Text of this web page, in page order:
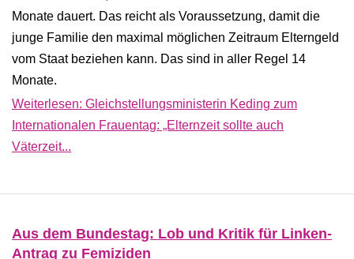
Monate dauert. Das reicht als Voraussetzung, damit die
junge Familie den maximal möglichen Zeitraum Elterngeld
vom Staat beziehen kann. Das sind in aller Regel 14
Monate.
Weiterlesen: Gleichstellungsministerin Keding zum
Internationalen Frauentag: „Elternzeit sollte auch
Väterzeit...
Aus dem Bundestag: Lob und Kritik für Linken-
Antrag zu Femiziden